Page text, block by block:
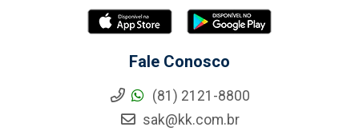
Fale Conosco
(81) 2121-8800
sak@kk.com.br